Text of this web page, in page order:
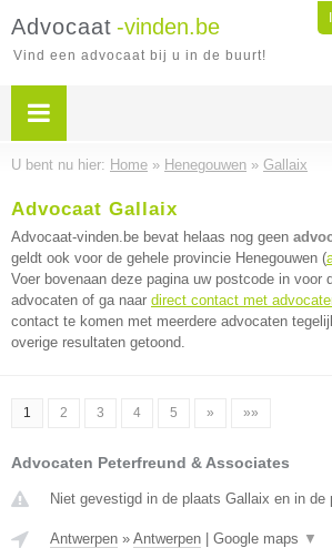
Advocaat -vinden.be
Vind een advocaat bij u in de buurt!
U bent nu hier: Home » Henegouwen » Gallaix
Advocaat Gallaix
Advocaat-vinden.be bevat helaas nog geen
geldt ook voor de gehele provincie Henegouwen (
Voer bovenaan deze pagina uw postcode in voor
advocaten of ga naar direct contact met
contact te komen met meerdere advocaten
overige resultaten getoond.
1 2 3 4 5 » »»
Advocaten Peterfreund & Associates
Niet gevestigd in de plaats Gallaix en in de
Antwerpen » Antwerpen Google maps ▼